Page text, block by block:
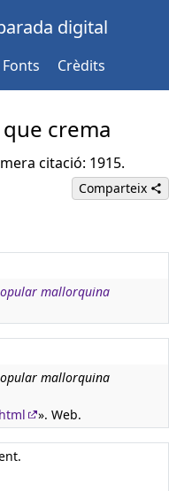
digital
Fonts Crèdits
crema
citació: 1915.
Comparteix
mallorquina
mallorquina
». Web.